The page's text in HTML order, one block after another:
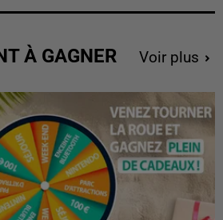
À GAGNER Voir plus